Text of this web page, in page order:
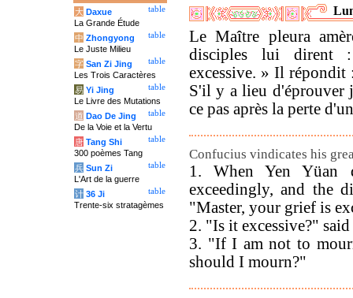
Le Maître pleura
disciples lui dirent
excessive. » Il répondit
S'il y a lieu d'éprouver
ce pas après la perte
Confucius vindicates his
1. When Yen Yüan
exceedingly, and the
"Master, your grief is
2. "Is it excessive?" said
3. "If I am not to
should I mourn?"
table
大 Daxue
La Grande Étude
table
中 Zhongyong
Le Juste Milieu
table
字 San Zi Jing
Les Trois Caractères
table
易 Yi Jing
Le Livre des Mutations
table
道 Dao De Jing
De la Voie et la Vertu
table
唐 Tang Shi
300 poèmes Tang
table
兵 Sun Zi
L'Art de la guerre
table
计 36 Ji
Trente-six stratagèmes